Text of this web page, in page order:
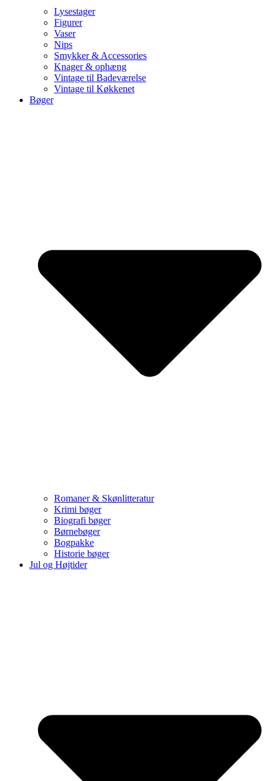
Lysestager
Figurer
Vaser
Nips
Smykker & Accessories
Knager & ophæng
Vintage til Badeværelse
Vintage til Køkkenet
Bøger
Romaner & Skønlitteratur
Krimi bøger
Biografi bøger
Børnebøger
Bogpakke
Historie bøger
Jul og Højtider